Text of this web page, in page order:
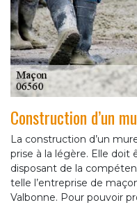
Construction d’un
La construction d’un
prise à la légère. Elle
disposant de la
telle l’entreprise de
Valbonne. Pour pouvoir